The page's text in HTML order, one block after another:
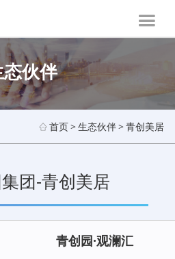
伙伴
首页>生态伙伴>青创美居
团-青创美居
青创园·观澜汇